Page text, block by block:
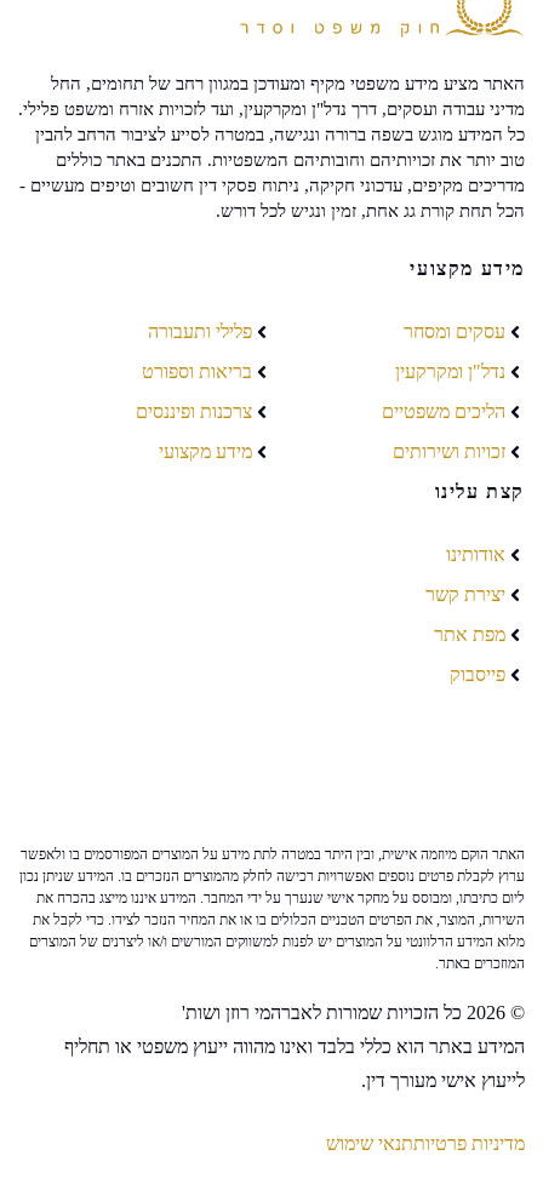
האתר מציע מידע משפטי מקיף ומעודכן במגוון רחב של תחומים, החל
מדיני עבודה ועסקים, דרך נדל"ן ומקרקעין, ועד לזכויות אזרח ומשפט פלילי.
כל המידע מוגש בשפה ברורה ונגישה, במטרה לסייע לציבור הרחב להבין
טוב יותר את זכויותיהם וחובותיהם המשפטיות. התכנים באתר כוללים
מדריכים מקיפים, עדכוני חקיקה, ניתוח פסקי דין חשובים וטיפים מעשיים -
הכל תחת קורת גג אחת, זמין ונגיש לכל דורש.
מידע מקצועי
עסקים ומסחר
נדל"ן ומקרקעין
הליכים משפטיים
זכויות ושירותים
פלילי ותעבורה
בריאות וספורט
צרכנות ופיננסים
מידע מקצועי
קצת עלינו
אודותינו
יצירת קשר
מפת אתר
פייסבוק
האתר הוקם מיוזמה אישית, ובין היתר במטרה לתת מידע על המוצרים המפורסמים בו ולאפשר
ערוץ לקבלת פרטים נוספים ואפשרויות רכישה לחלק מהמוצרים הנזכרים בו. המידע שניתן נכון
ליום כתיבתו, ומבוסס על מחקר אישי שנערך על ידי המחבר. המידע איננו מייצג בהכרח את
השירות, המוצר, את הפרטים הטכניים הכלולים בו או את המחיר הנזכר לצידו. כדי לקבל את
מלוא המידע הרלוונטי על המוצרים יש לפנות למשווקים המורשים ו/או ליצרנים של המוצרים
המוזכרים באתר.
© 2026 כל הזכויות שמורות לאברהמי רוזן ושות'
המידע באתר הוא כללי בלבד ואינו מהווה ייעוץ משפטי או תחליף
לייעוץ אישי מעורך דין.
מדיניות פרטיותתנאי שימוש